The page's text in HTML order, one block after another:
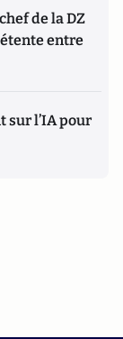
de la DZ
entre
sur l’IA pour